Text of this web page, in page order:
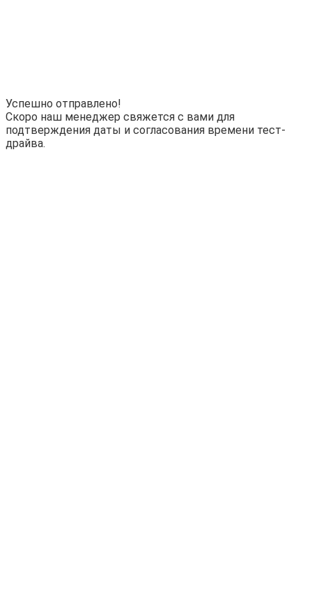
Успешно отправлено!
Скоро наш менеджер свяжется с вами для
подтверждения даты и согласования времени тест-
драйва.